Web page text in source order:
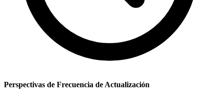
Perspectivas de Frecuencia de Actualización